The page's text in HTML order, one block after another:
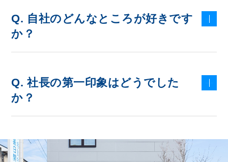
Q. 自社のどんなところが好きです
か？
Q. 社長の第一印象はどうでした
か？